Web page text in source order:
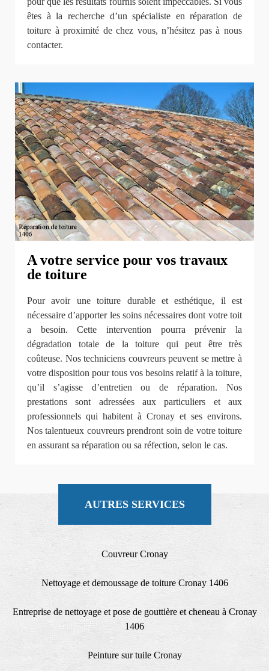
êtes à la recherche d’un spécialiste en réparation de
toiture à proximité de chez vous, n’hésitez pas à nous
contacter.
A votre service pour vos travaux
de toiture
Pour avoir une toiture durable et esthétique, il est
nécessaire d’apporter les soins nécessaires dont votre toit
a besoin. Cette intervention pourra prévenir la
dégradation totale de la toiture qui peut être très
coûteuse. Nos techniciens couvreurs peuvent se mettre à
votre disposition pour tous vos besoins relatif à la toiture,
qu’il s’agisse d’entretien ou de réparation. Nos
prestations sont adressées aux particuliers et aux
professionnels qui habitent à Cronay et ses environs.
Nos talentueux couvreurs prendront soin de votre toiture
en assurant sa réparation ou sa réfection, selon le cas.
AUTRES SERVICES
Couvreur Cronay
Nettoyage et demoussage de toiture Cronay 1406
Entreprise de nettoyage et pose de gouttière et cheneau à Cronay
1406
Peinture sur tuile Cronay